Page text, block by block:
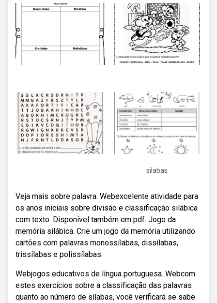
silabas
Veja mais sobre palavra. Webexcelente atividade para
os anos iniciais sobre divisão e classificação silábica
com texto. Disponível também em pdf. Jogo da
memória silábica. Crie um jogo da memória utilizando
cartões com palavras monossílabas, dissílabas,
trissílabas e polissílabas.
Webjogos educativos de língua portuguesa. Webcom
estes exercícios sobre a classificação das palavras
quanto ao número de sílabas, você verificará se sabe